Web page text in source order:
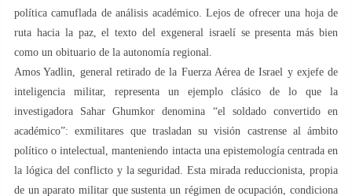
política camuflada de análisis académico. Lejos de ofrecer una hoja de
ruta hacia la paz, el texto del exgeneral israelí se presenta más bien
como un obituario de la autonomía regional.
Amos Yadlin, general retirado de la Fuerza Aérea de Israel y exjefe de
inteligencia militar, representa un ejemplo clásico de lo que la
investigadora Sahar Ghumkor denomina “el soldado convertido en
académico”: exmilitares que trasladan su visión castrense al ámbito
político o intelectual, manteniendo intacta una epistemología centrada en
la lógica del conflicto y la seguridad. Esta mirada reduccionista, propia
de un aparato militar que sustenta un régimen de ocupación, condiciona